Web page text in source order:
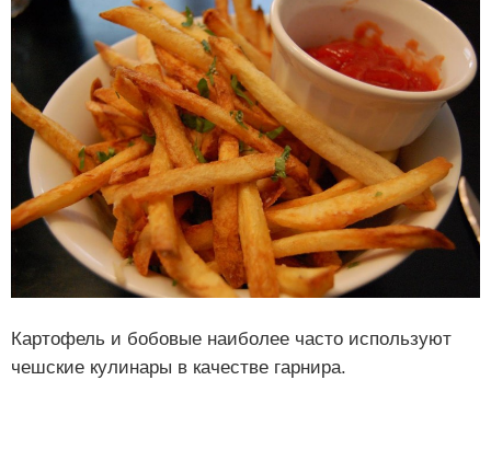
Картофель и бобовые наиболее часто используют
чешские кулинары в качестве гарнира.